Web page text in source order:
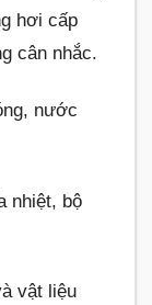
hơi cấp
cân nhắc.
nước
nhiệt, bộ
vật liệu